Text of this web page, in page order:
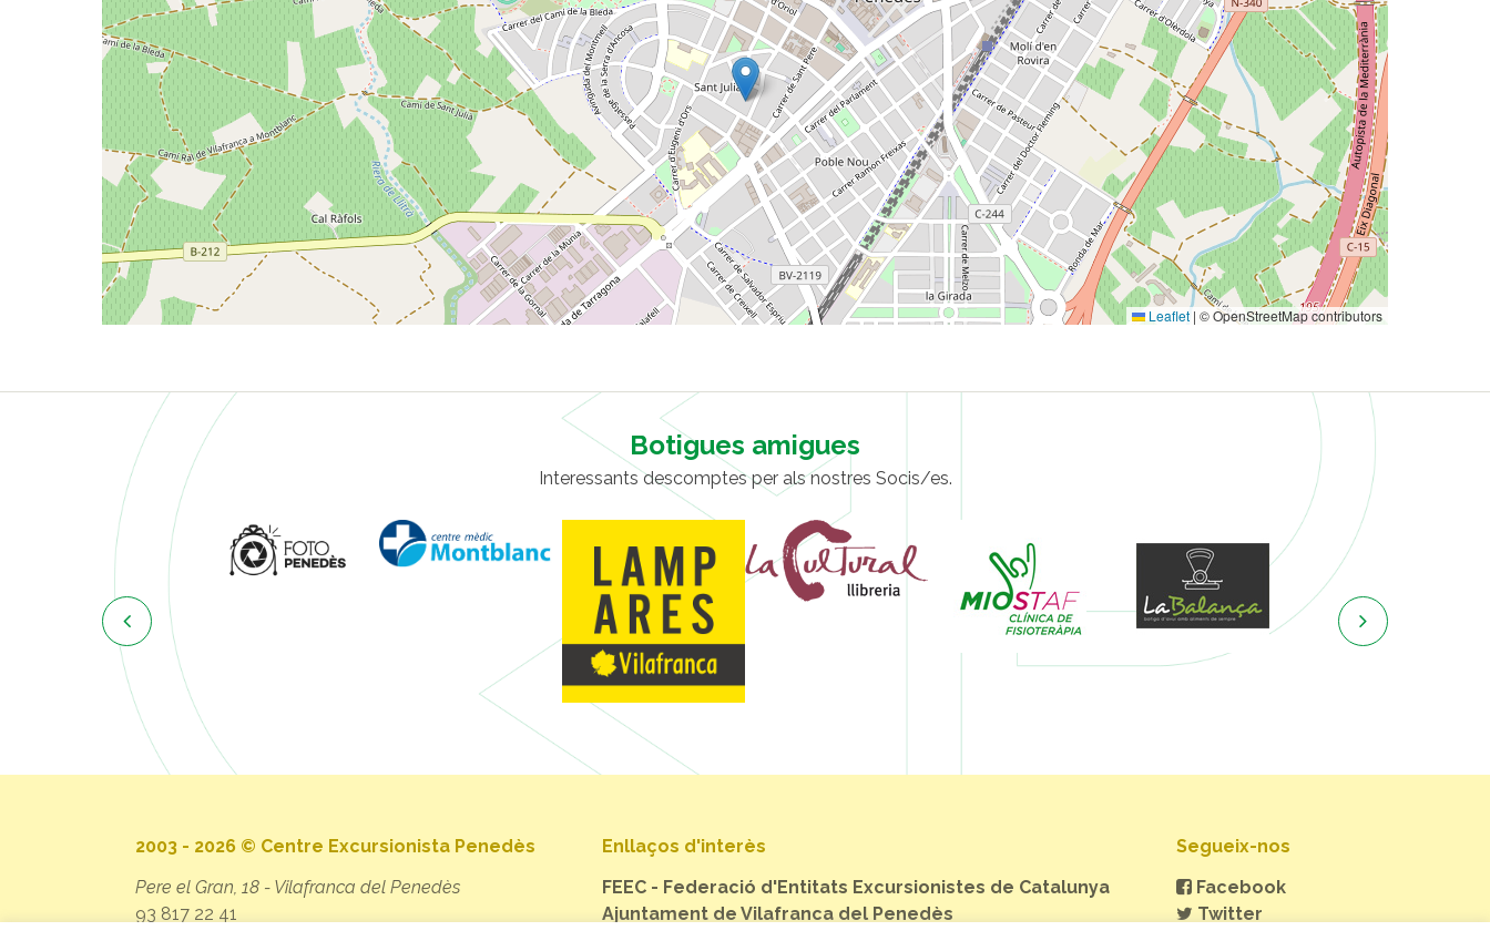
Leaflet | © OpenStreetMap contributors
Botigues amigues
Interessants descomptes per als nostres Socis/es.
 
2003 - 2026 © Centre Excursionista Penedès
Pere el Gran, 18 - Vilafranca del Penedès
93 817 22 41
Enllaços d'interès
FEEC - Federació d'Entitats Excursionistes de Catalunya
Ajuntament de Vilafranca del Penedès
Segueix-nos
Facebook
Twitter